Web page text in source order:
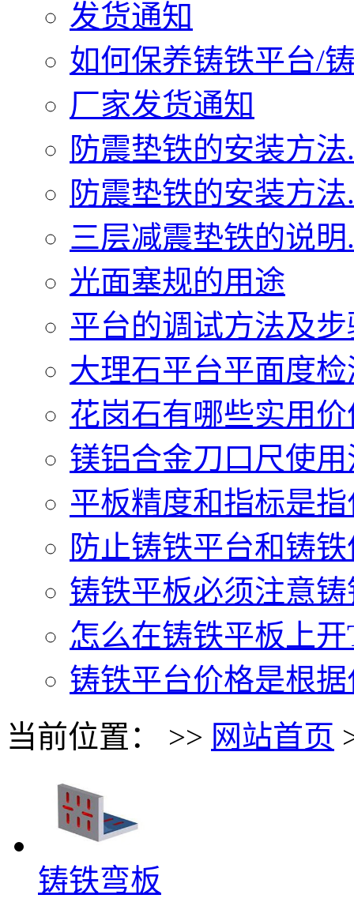
发货通知
如何保养铸铁平台/
厂家发货通知
防震垫铁的安装方法
防震垫铁的安装方法
三层减震垫铁的说明
光面塞规的用途
平台的调试方法及步
大理石平台平面度
花岗石有哪些实用价
镁铝合金刀口尺使
平板精度和指标是
防止铸铁平台和铸
铸铁平板必须注意
怎么在铸铁平板上
铸铁平台价格是根
当前位置： >> 网站首页
铸铁弯板